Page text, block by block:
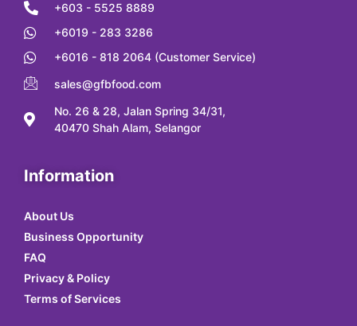
+603 - 5525 8889
+6019 - 283 3286
+6016 - 818 2064 (Customer Service)
sales@gfbfood.com
No. 26 & 28, Jalan Spring 34/31,
40470 Shah Alam, Selangor
Information
About Us
Business Opportunity
FAQ
Privacy & Policy
Terms of Services